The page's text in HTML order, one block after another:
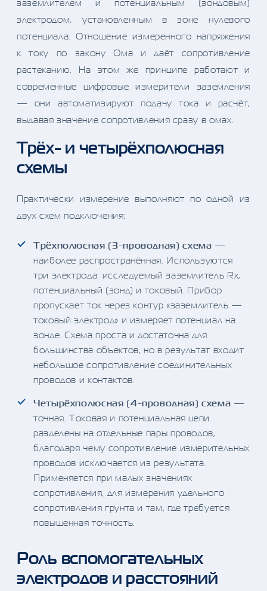
заземлителем и потенциальным (зондовым)
электродом, установленным в зоне нулевого
потенциала. Отношение измеренного напряжения
к току по закону Ома и даёт сопротивление
растеканию. На этом же принципе работают и
современные цифровые измерители заземления
— они автоматизируют подачу тока и расчёт,
выдавая значение сопротивления сразу в омах.
Трёх- и четырёхполюсная
схемы
Практически измерение выполняют по одной из
двух схем подключения:
Трёхполюсная (3-проводная) схема —
наиболее распространённая. Используются
три электрода: исследуемый заземлитель Rx,
потенциальный (зонд) и токовый. Прибор
пропускает ток через контур «заземлитель —
токовый электрод» и измеряет потенциал на
зонде. Схема проста и достаточна для
большинства объектов, но в результат входит
небольшое сопротивление соединительных
проводов и контактов.
Четырёхполюсная (4-проводная) схема —
точная. Токовая и потенциальная цепи
разделены на отдельные пары проводов,
благодаря чему сопротивление измерительных
проводов исключается из результата.
Применяется при малых значениях
сопротивления, для измерения удельного
сопротивления грунта и там, где требуется
повышенная точность.
Роль вспомогательных
электродов и расстояний